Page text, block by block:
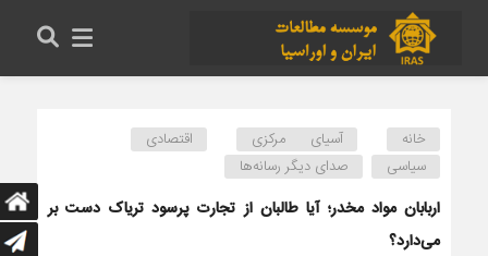
خانه آسیای مرکزی
اقتصادی
سیاسی
صدای دیگر رسانه‌ها
اربابان مواد مخدر؛ آیا طالبان از تجارت پرسود تریاک دست بر
می‌دارد؟